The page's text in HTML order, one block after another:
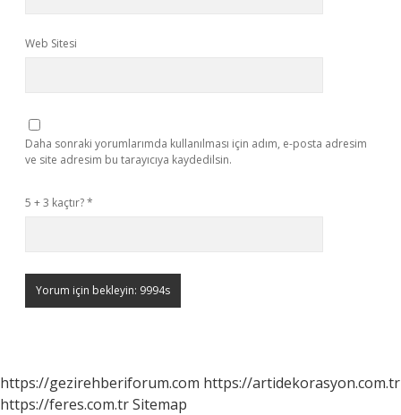
Web Sitesi
Daha sonraki yorumlarımda kullanılması için adım, e-posta adresim
ve site adresim bu tarayıcıya kaydedilsin.
5 + 3 kaçtır?*
https://gezirehberiforum.com https://artidekorasyon.com.tr
https://feres.com.trSitemap